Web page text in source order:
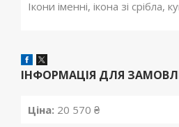
Ікони іменні, ікона зі срібла,
ІНФОРМАЦІЯ ДЛЯ
Ціна: 20 570 ₴